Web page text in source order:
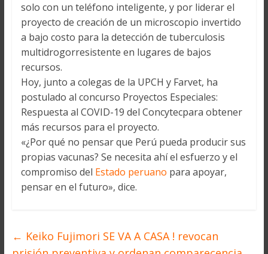
solo con un teléfono inteligente, y por liderar el
proyecto de creación de un microscopio invertido
a bajo costo para la detección de tuberculosis
multidrogorresistente en lugares de bajos
recursos.
Hoy, junto a colegas de la UPCH y Farvet, ha
postulado al concurso Proyectos Especiales:
Respuesta al COVID-19 del Concytecpara obtener
más recursos para el proyecto.
«¿Por qué no pensar que Perú pueda producir sus
propias vacunas? Se necesita ahí el esfuerzo y el
compromiso del Estado peruano para apoyar,
pensar en el futuro», dice.
← Keiko Fujimori SE VA A CASA ! revocan